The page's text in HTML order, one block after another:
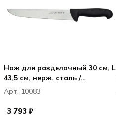
Нож для разделочный 30 см, L
43,5 см, нерж. сталь /
полипропилен, цвет ручки
черный, Карбон / Carbon
Арт. 10083
3 793 ₽